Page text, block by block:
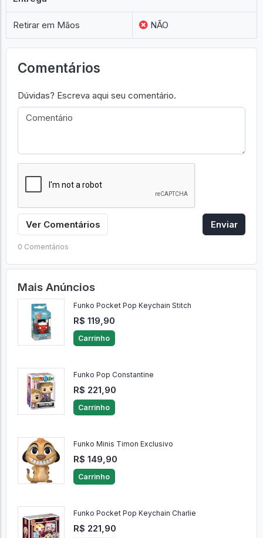
Retirar em Mãos NÃO
Comentários
Dúvidas? Escreva aqui seu comentário.
Ver Comentários Enviar
0 Comentários
Mais Anúncios
Funko Pocket Pop Keychain Stitch
R$ 119,90
Carrinho
Funko Pop Constantine
R$ 221,90
Carrinho
Funko Minis Timon Exclusivo
R$ 149,90
Carrinho
Funko Pocket Pop Keychain Charlie
R$ 221,90